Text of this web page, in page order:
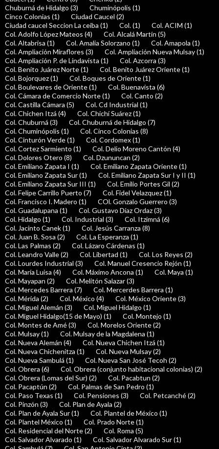
Chuburná de Hidalgo (3)
Chuminópolis (1)
Cinco Colonias (1)
Ciudad Caucel (2)
Ciudad caucel Seccion La ceiba (1)
Col. (1)
Col. ACIM (1)
Col. Adolfo López Mateos (4)
Col. Alcalá Martín (5)
Col. Altabrisa (1)
Col. Amalia Solorzano (1)
Col. Amapola (1)
Col. Ampliación Miraflores (3)
Col. Ampliación Nueva Mulsay (1)
Col. Ampliación P. de Lindavista (1)
Col. Azcorra (3)
Col. Benito Juárez Norte (1)
Col. Benito Juárez Oriente (1)
Col. Bojorquez (1)
Col. Boques de Oriente (1)
Col. Boulevares de Oriente (1)
Col. Buenavista (6)
Col. Cámara de Comercio Norte (1)
Col. Canto (2)
Col. Castilla Cámara (5)
Col. Cd Industrial (1)
Col. Chichen Itzá (4)
Col. Chichí Suárez (1)
Col. Chuburná (3)
Col. Chuburná de Hidalgo (7)
Col. Chuminópolis (1)
Col. Cinco Colonias (8)
Col. Cinturón Verde (1)
Col. Cordomex (1)
Col. Cortez Sarmiento (1)
Col. Delio Moreno Cantón (4)
Col. Dolores Otero (8)
Col. Dzununcan (2)
Col. Emiliano Zapata I (1)
Col. Emiliano Zapata Oriente (1)
Col. Emiliano Zapata Sur (1)
Col. Emiliano Zapata Sur I y II (1)
Col. Emiliano Zapata Sur III (1)
Col. Emilio Portes Gil (2)
Col. Felipe Carrillo Puerto (7)
Col. Fidel Velazquez (1)
Col. Francisco I. Madero (1)
COl. Gonzalo Guerrero (3)
Col. Guadalupana (1)
Col. Gustavo Díaz Ordaz (3)
Col. Hidalgo (1)
Col. Industrial (3)
Col. Itzimná (6)
Col. Jacinto Canek (1)
Col. Jesús Carranza (8)
Col. Juan B. Sosa (2)
Col. La Esperanza (1)
Col. Las Palmas (2)
Col. Lázaro Cárdenas (1)
Col. Leandro Valle (2)
Col. Libertad (1)
Col. Los Reyes (2)
Col. Lourdes Industrial (3)
Col. Manuel Cresencio Rejón (1)
Col. María Luisa (4)
Col. Máximo Ancona (1)
Col. Maya (1)
Col. Mayapan (2)
Col. Melitón Salazar (3)
Col. Mercedes Barrera (7)
Col. Mercerdes Barrera (1)
Col. Mérida (2)
Col. México (4)
Col. México Oriente (3)
Col. Miguel Alemán (3)
Col. Miguel Hidalgo (1)
Col. Miguel Hidalgo(15 de Mayo) (1)
Col. Montejo (1)
Col. Montes de Amé (3)
Col. Morelos Oriente (2)
Col. Mulsay (1)
Col. Mulsay de la Magdalena (1)
Col. Nueva Alemán (4)
Col. Nueva Chichen Itzá (1)
Col. Nueva Chichenitza (1)
Col. Nueva Mulsay (2)
Col. Nueva Sambulá (1)
Col. Nueva San José Tecoh (2)
Col. Obrera (6)
Col. Obrera (conjunto habitacional colonias) (2)
Col. Obrera (Lomas del Sur) (2)
Col. Pacabtun (2)
Col. Pacaptún (2)
Col. Palmas de San Pedro (1)
Col. Paso Texas (1)
Col. Pensiones (3)
Col. Petcanché (2)
Col. Pinzón (3)
Col. Plan de Ayala (2)
Col. Plan de Ayala Sur (1)
Col. Plantel de México (1)
Col. Plantel México (1)
Col. Prado Norte (1)
Col. Residencial del Norte (2)
Col. Roma (5)
Col. Salvador Alvarado (1)
Col. Salvador Alvarado Sur (1)